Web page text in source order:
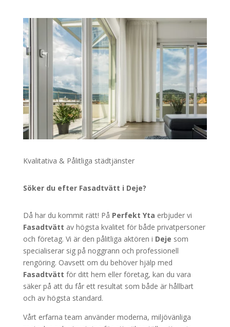
Kvalitativa & Pålitliga städtjänster
Söker du efter Fasadtvätt i Deje?
Då har du kommit rätt! På Perfekt Yta erbjuder vi
Fasadtvätt av högsta kvalitet för både privatpersoner
och företag. Vi är den pålitliga aktören i Deje som
specialiserar sig på noggrann och professionell
rengöring. Oavsett om du behöver hjälp med
Fasadtvätt för ditt hem eller företag, kan du vara
säker på att du får ett resultat som både är hållbart
och av högsta standard.
Vårt erfarna team använder moderna, miljövänliga